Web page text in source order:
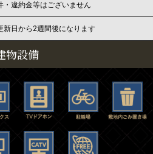
違約金等はございません
日から2週間後になります
物設備